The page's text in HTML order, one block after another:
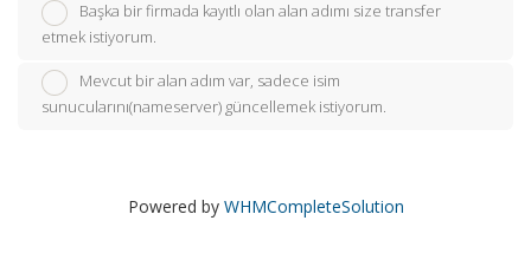
Başka bir firmada kayıtlı olan alan adımı size transfer
etmek istiyorum.
Mevcut bir alan adım var, sadece isim
sunucularını(nameserver) güncellemek istiyorum.
Powered by WHMCompleteSolution